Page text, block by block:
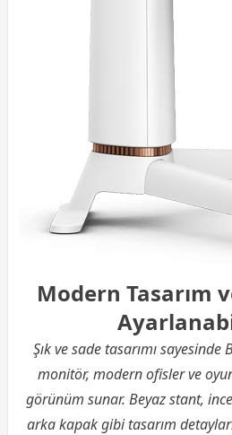
Modern Tasarım
Şık ve sade tasarımı sayesinde
monitör, modern ofisler ve
görünüm sunar. Beyaz stant,
arka kapak gibi tasarım